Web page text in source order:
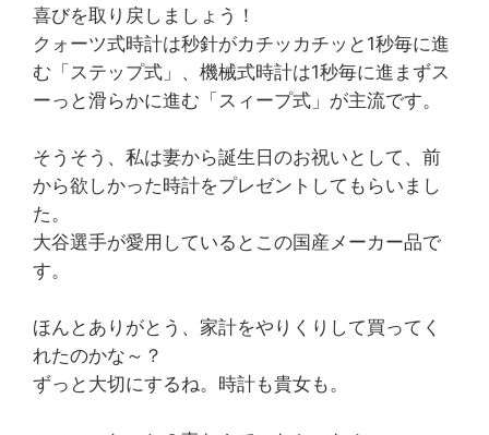
喜びを取り戻しましょう！
クォーツ式時計は秒針がカチッカチッと1秒毎に進
む「ステップ式」、機械式時計は1秒毎に進まずス
ーっと滑らかに進む「スィープ式」が主流です。
そうそう、私は妻から誕生日のお祝いとして、前
から欲しかった時計をプレゼントしてもらいまし
た。
大谷選手が愛用しているとこの国産メーカー品で
す。
ほんとありがとう、家計をやりくりして買ってく
れたのかな～？
ずっと大切にするね。時計も貴女も。